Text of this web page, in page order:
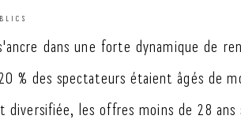
s'ancre dans une forte dynamique de
% des spectateurs étaient âgés de
les offres moins de 28 ans